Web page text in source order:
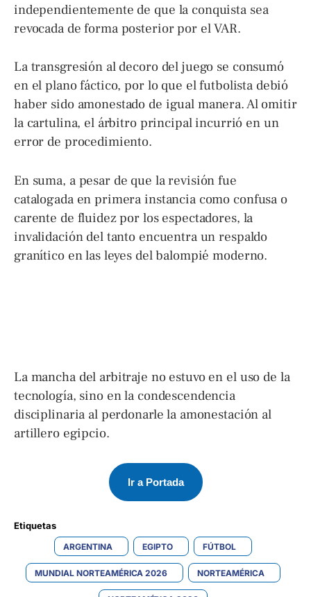
independientemente de que la conquista sea
revocada de forma posterior por el VAR.
La transgresión al decoro del juego se consumó
en el plano fáctico, por lo que el futbolista debió
haber sido amonestado de igual manera. Al omitir
la cartulina, el árbitro principal incurrió en un
error de procedimiento.
En suma, a pesar de que la revisión fue
catalogada en primera instancia como confusa o
carente de fluidez por los espectadores, la
invalidación del tanto encuentra un respaldo
granítico en las leyes del balompié moderno.
La mancha del arbitraje no estuvo en el uso de la
tecnología, sino en la condescendencia
disciplinaria al perdonarle la amonestación al
artillero egipcio.
Ir a Portada
Etiquetas
ARGENTINA EGIPTO FÚTBOL
MUNDIAL NORTEAMÉRICA 2026 NORTEAMÉRICA